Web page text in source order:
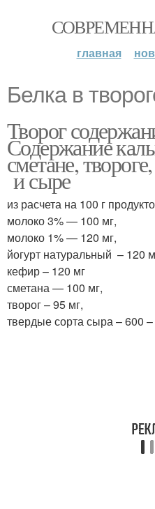
главная
Белка в
Творог
Содержание
сметане,
и сыре
из расчета на 100 г
молоко 3% — 100 мг,
молоко 1% — 120 мг,
йогурт натуральный – 120
кефир – 120 мг
сметана — 100 мг,
творог – 95 мг,
твердые сорта сыра – 600 –